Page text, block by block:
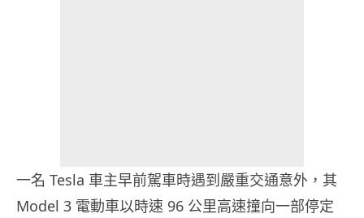
一名 Tesla 車主早前駕車時遇到嚴重交通意外，其
Model 3 電動車以時速 96 公里高速撞向一部停定